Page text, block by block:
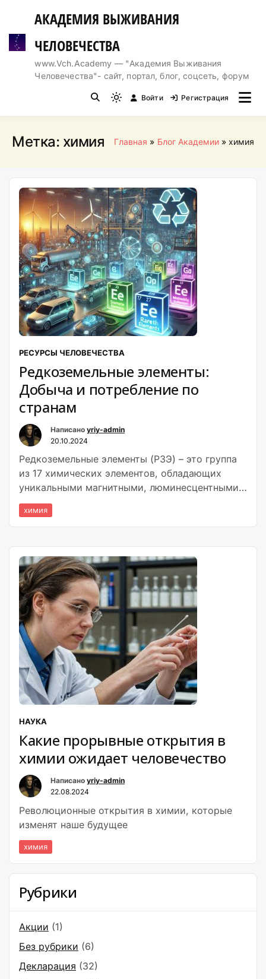
содержимому
АКАДЕМИЯ ВЫЖИВАНИЯ
ЧЕЛОВЕЧЕСТВА
www.Vch.Academy — "Академия Выживания
Человечества"- сайт, портал, блог, соцсеть, форум
Light
mode
to
dark)
Войти Регистрация
Метка: химия Главная Блог Академии химия
Рубрики
Акции (1)
Без рубрики (6)
Декларация (32)
РЕСУРСЫ ЧЕЛОВЕЧЕСТВА
Редкоземельные элементы:
Добыча и потребление по
странам
Написано yriy-admin
20.10.2024
Редкоземельные элементы (РЗЭ) – это группа
из 17 химических элементов, обладающих
уникальными магнитными, люминесцентными
и
химия
НАУКА
Какие прорывные открытия в
химии ожидает человечество
Написано yriy-admin
22.08.2024
Революционные открытия в химии, которые
изменят наше будущее
химия